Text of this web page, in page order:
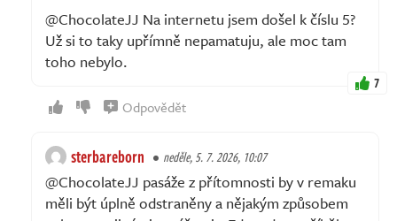
@ChocolateJJ Na internetu jsem došel k číslu 5?
Už si to taky upřímně nepamatuju, ale moc tam
toho nebylo.
7
Odpovědět
sterbareborn neděle, 5. 7. 2026, 10:07
@ChocolateJJ pasáže z přítomnosti by v remaku
měli být úplně odstraněny a nějakým způsobem